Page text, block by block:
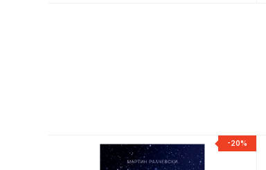
-20%